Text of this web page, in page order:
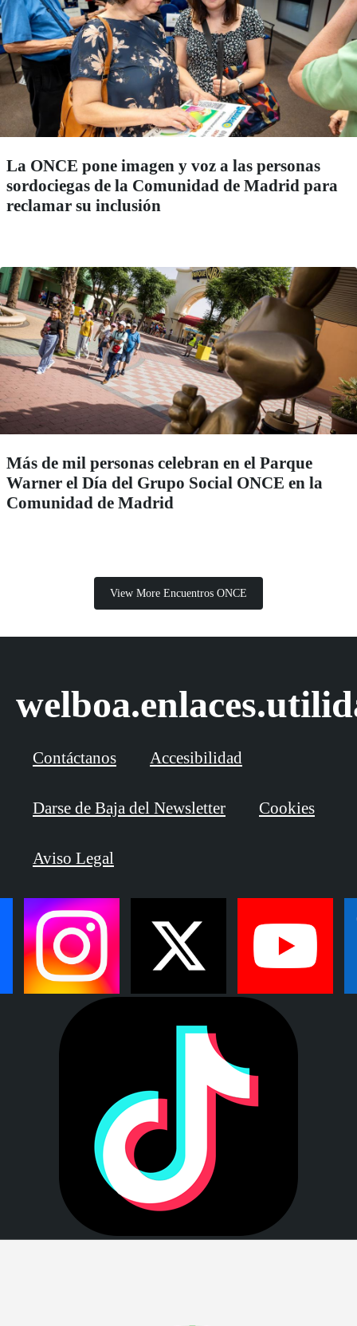
La ONCE pone imagen y voz a las personas
sordociegas de la Comunidad de Madrid para
reclamar su inclusión
Más de mil personas celebran en el Parque
Warner el Día del Grupo Social ONCE en la
Comunidad de Madrid
View More Encuentros ONCE
Contáctanos Accesibilidad
Darse de Baja del Newsletter Cookies
Aviso Legal